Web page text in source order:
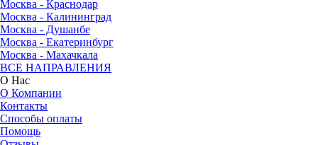
Москва - Краснодар
Москва - Калининград
Москва - Душанбе
Москва - Екатеринбург
Москва - Махачкала
ВСЕ НАПРАВЛЕНИЯ
О Нас
О Компании
Контакты
Способы оплаты
Помощь